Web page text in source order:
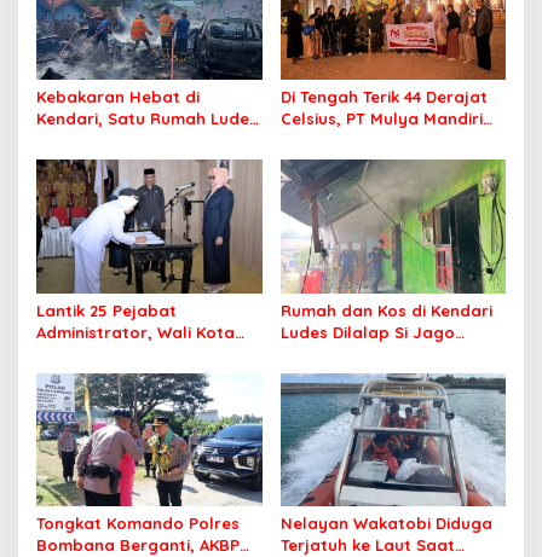
Kebakaran Hebat di
Kendari, Satu Rumah Ludes
Di Tengah Terik 44 Derajat
Celsius, PT Mulya Mandiri
Jamaah Tetap Sehat dan
Nyaman Beribadah
Lantik 25 Pejabat
Administrator, Wali Kota
Berintegritas dan
Profesional Layani
Masyarakat
Rumah dan Kos di Kendari
Ludes Dilalap Si Jago
Tongkat Komando Polres
Bombana Berganti, AKBP
Nelayan Wakatobi Diduga
Terjatuh ke Laut Saat